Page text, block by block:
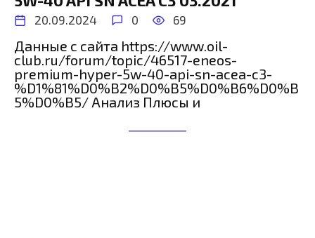
20.09.2024 0 69
Данные с сайта https://www.oil-
club.ru/forum/topic/46517-eneos-
premium-hyper-5w-40-api-sn-acea-c3-
%D1%81%D0%B2%D0%B5%D0%B6%D0%B
5%D0%B5/ Анализ Плюсы и